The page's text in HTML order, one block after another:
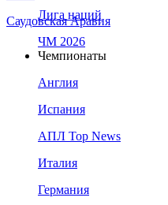
Саудовская Аравия
Лига наций
ЧМ 2026
Чемпионаты
Англия
Испания
АПЛ Top News
Италия
Германия